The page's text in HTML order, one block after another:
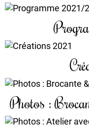
Photos :